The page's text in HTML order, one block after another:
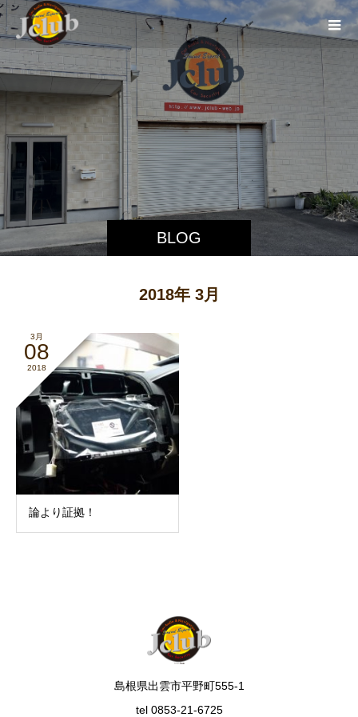
BLOG
2018年 3月
3月
08
2018
論より証拠！
島根県出雲市平野町555-1
tel 0853-21-6725